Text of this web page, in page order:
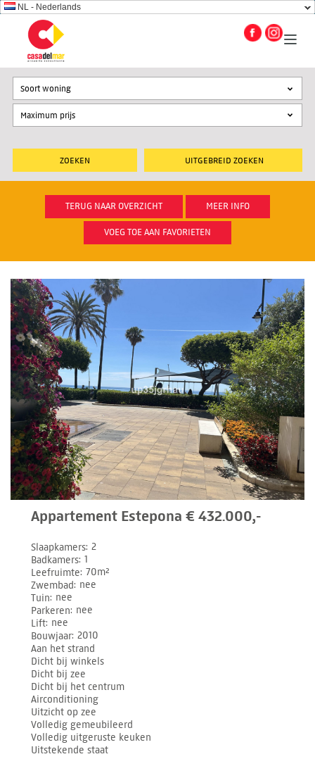
NL - Nederlands
UITGEBREID ZOEKEN
Soort woning
TERUG NAAR OVERZICHT MEER INFO
VOEG TOE AAN FAVORIETEN
Appartement Estepona € 432.000,-
Slaapkamers 2
Badkamers 1
Leefruimte 70m²
Zwembad nee
Tuin nee
Parkeren nee
Lift nee
Bouwjaar 2010
Aan het strand
Dicht bij winkels
Dicht bij zee
Dicht bij het centrum
Airconditioning
Uitzicht op zee
Volledig gemeubileerd
Volledig uitgeruste keuken
Uitstekende staat